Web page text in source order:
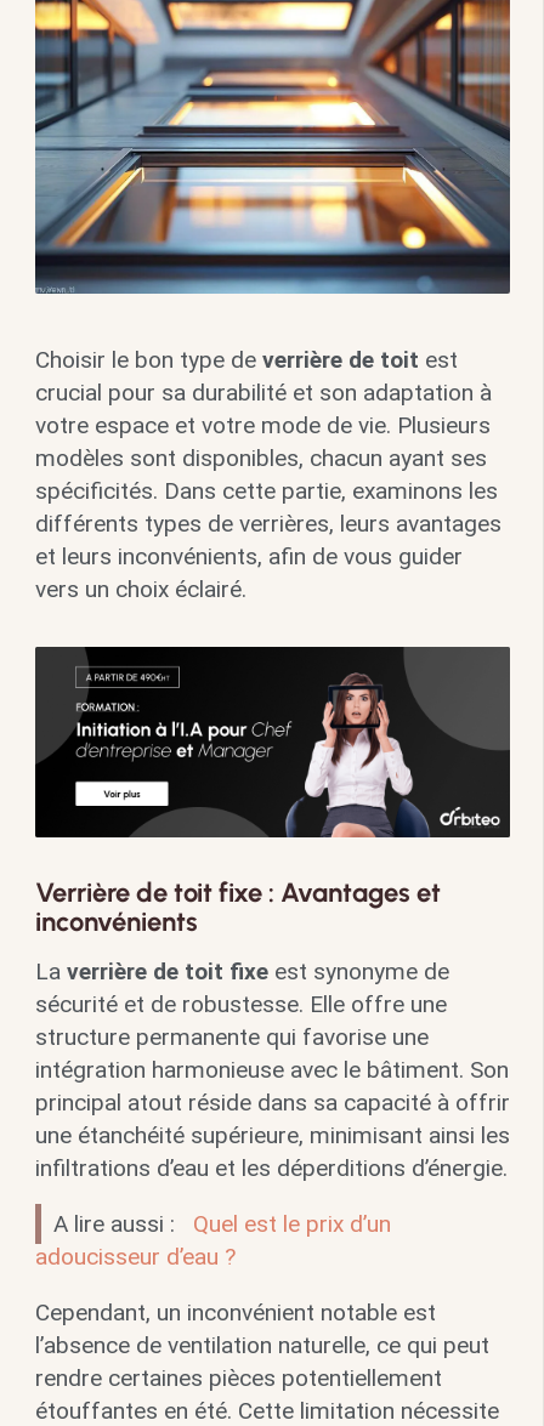
Choisir le bon type de verrière de toit est
crucial pour sa durabilité et son adaptation à
votre espace et votre mode de vie. Plusieurs
modèles sont disponibles, chacun ayant ses
spécificités. Dans cette partie, examinons les
différents types de verrières, leurs avantages
et leurs inconvénients, afin de vous guider
vers un choix éclairé.
Verrière de toit fixe : Avantages et
inconvénients
La verrière de toit fixeest synonyme de
sécurité et de robustesse. Elle offre une
structure permanente qui favorise une
intégration harmonieuse avec le bâtiment. Son
principal atout réside dans sa capacité à offrir
une étanchéité supérieure, minimisant ainsi les
infiltrations d’eau et les déperditions d’énergie.
A lire aussi :
Quel est le prix d’un
adoucisseur d’eau ?
Cependant, un inconvénient notable est
l’absence de ventilation naturelle, ce qui peut
rendre certaines pièces potentiellement
étouffantes en été. Cette limitation nécessite